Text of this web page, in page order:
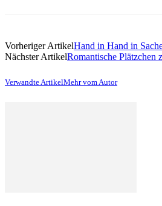
Vorheriger ArtikelHand in Hand in
Nächster ArtikelRomantische Plätzchen
Verwandte ArtikelMehr vom Autor